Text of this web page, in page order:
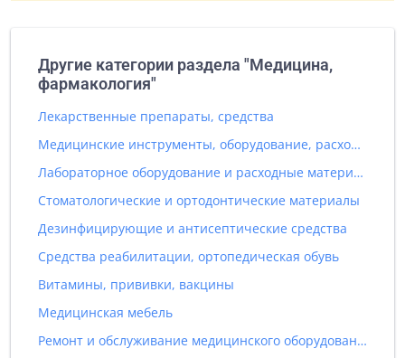
Другие категории раздела "Медицина,
фармакология"
Лекарственные препараты, средства
Медицинские инструменты, оборудование, расходные материалы
Лабораторное оборудование и расходные материалы
Стоматологические и ортодонтические материалы
Дезинфицирующие и антисептические средства
Средства реабилитации, ортопедическая обувь
Витамины, прививки, вакцины
Медицинская мебель
Ремонт и обслуживание медицинского оборудования